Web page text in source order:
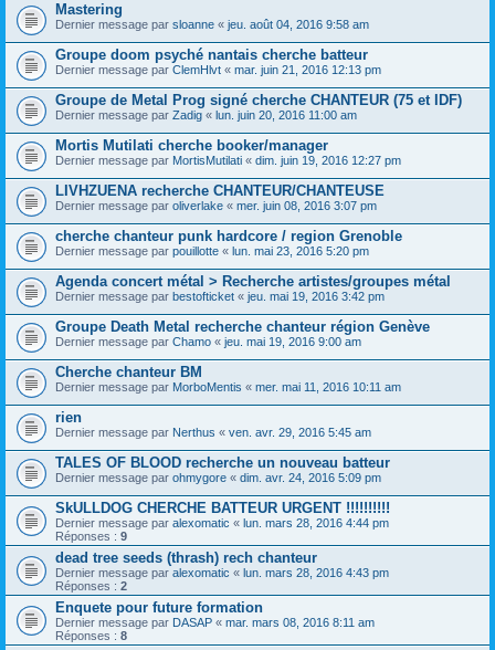
Mastering
Dernier message par sloanne « jeu. août 04, 2016 9:58 am
Groupe doom psyché nantais cherche batteur
Dernier message par ClemHlvt « mar. juin 21, 2016 12:13 pm
Groupe de Metal Prog signé cherche CHANTEUR (75 et IDF)
Dernier message par Zadig « lun. juin 20, 2016 11:00 am
Mortis Mutilati cherche booker/manager
Dernier message par MortisMutilati « dim. juin 19, 2016 12:27 pm
LIVHZUENA recherche CHANTEUR/CHANTEUSE
Dernier message par oliverlake « mer. juin 08, 2016 3:07 pm
cherche chanteur punk hardcore / region Grenoble
Dernier message par pouillotte « lun. mai 23, 2016 5:20 pm
Agenda concert métal > Recherche artistes/groupes métal
Dernier message par bestofticket « jeu. mai 19, 2016 3:42 pm
Groupe Death Metal recherche chanteur région Genève
Dernier message par Chamo « jeu. mai 19, 2016 9:00 am
Cherche chanteur BM
Dernier message par MorboMentis « mer. mai 11, 2016 10:11 am
rien
Dernier message par Nerthus « ven. avr. 29, 2016 5:45 am
TALES OF BLOOD recherche un nouveau batteur
Dernier message par ohmygore « dim. avr. 24, 2016 5:09 pm
SkULLDOG CHERCHE BATTEUR URGENT !!!!!!!!!!
Dernier message par alexomatic « lun. mars 28, 2016 4:44 pm
Réponses : 9
dead tree seeds (thrash) rech chanteur
Dernier message par alexomatic « lun. mars 28, 2016 4:43 pm
Réponses : 2
Enquete pour future formation
Dernier message par DASAP « mar. mars 08, 2016 8:11 am
Réponses : 8